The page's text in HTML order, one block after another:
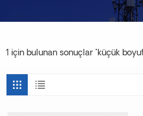
1 için bulunan sonuçlar "küçük